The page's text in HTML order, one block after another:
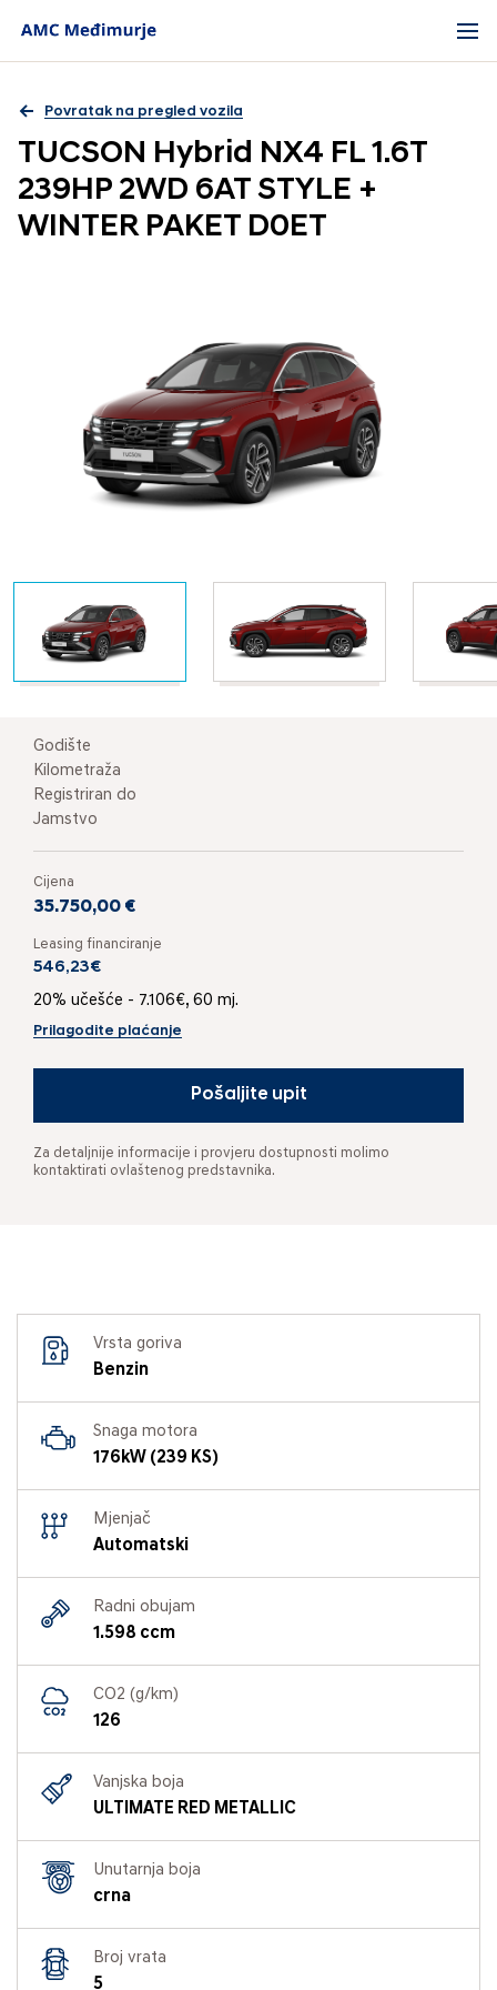
Povratak na pregled vozila
TUCSON Hybrid NX4 FL 1.6T
239HP 2WD 6AT STYLE +
WINTER PAKET D0ET
Godište
Kilometraža
Registriran do
Jamstvo
Cijena
35.750,00 €
Leasing financiranje
546,23€
20% učešće - 7.106€, 60 mj.
Prilagodite plaćanje
Pošaljite upit
Za detaljnije informacije i provjeru dostupnosti molimo
kontaktirati ovlaštenog predstavnika.
Vrsta goriva
Benzin
Snaga motora
176kW (239 KS)
Mjenjač
Automatski
Radni obujam
1.598 ccm
CO2 (g/km)
126
Vanjska boja
ULTIMATE RED METALLIC
Unutarnja boja
crna
Broj vrata
5